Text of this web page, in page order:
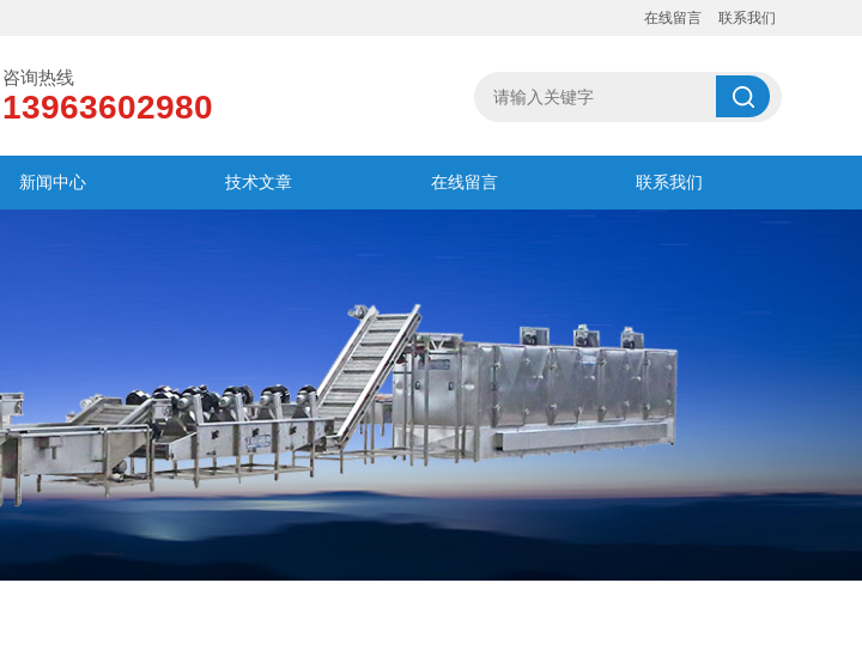
在线留言 联系我们
咨询热线
13963602980
新闻中心 技术文章 在线留言 联系我们